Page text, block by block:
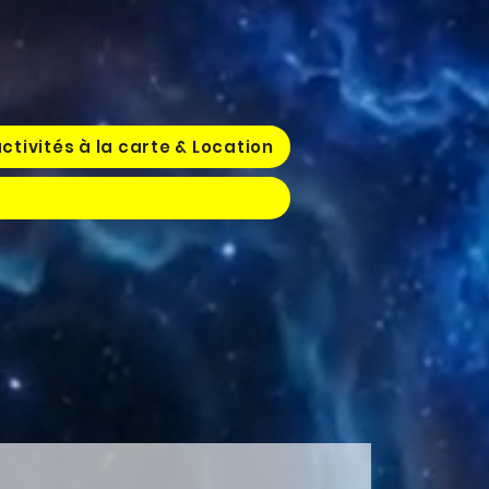
à la carte & Location